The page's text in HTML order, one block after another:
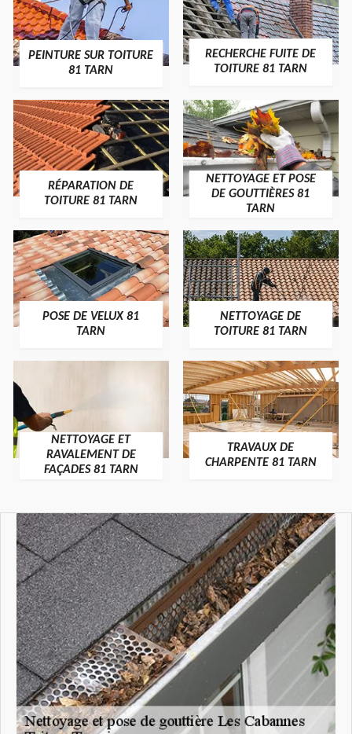
PEINTURE SUR TOITURE
81 TARN
RECHERCHE FUITE DE
TOITURE 81 TARN
RÉPARATION DE
TOITURE 81 TARN
NETTOYAGE ET POSE
DE GOUTTIÈRES 81
TARN
POSE DE VELUX 81
TARN
NETTOYAGE DE
TOITURE 81 TARN
NETTOYAGE ET
RAVALEMENT DE
FAÇADES 81 TARN
TRAVAUX DE
CHARPENTE 81 TARN